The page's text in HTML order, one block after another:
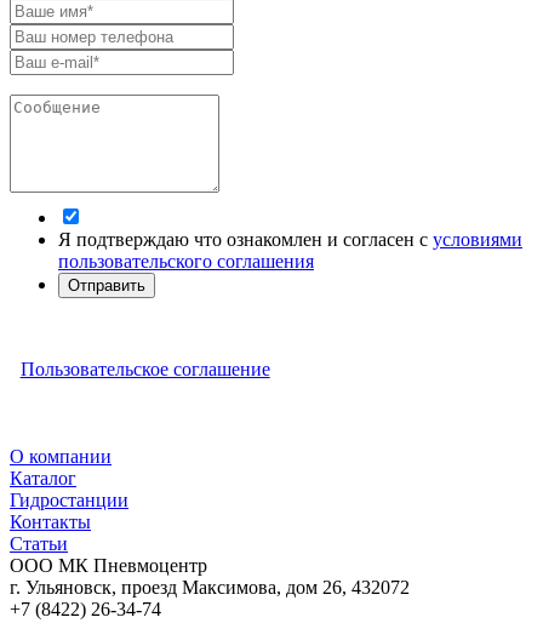
Я подтверждаю что ознакомлен и согласен с условиями
пользовательского соглашения
Отправить
Пользовательское соглашение
О компании
Каталог
Гидростанции
Контакты
Статьи
ООО МК Пневмоцентр
г. Ульяновск, проезд Максимова, дом 26, 432072
+7 (8422) 26-34-74